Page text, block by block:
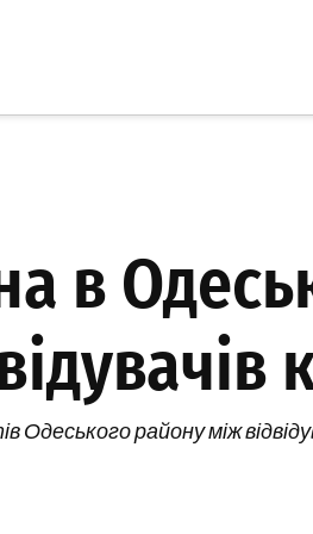
в
Одеського району між